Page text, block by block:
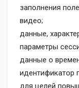
заполнения
видео;
данные,
параметры
данные о
идентификатор
для целей